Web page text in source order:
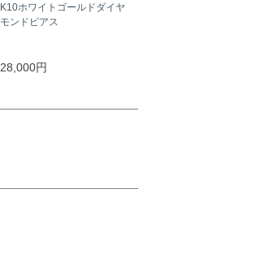
K10ホワイトゴールドダイヤ
モンドピアス
28,000円